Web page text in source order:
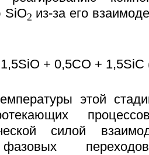
SiO2 из-за его
+ 0,5CO + 1,5SiC
этой
силой